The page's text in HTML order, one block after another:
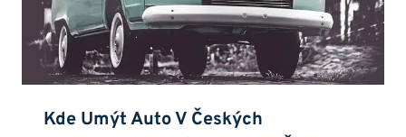
Kde Umýt Auto V Českých